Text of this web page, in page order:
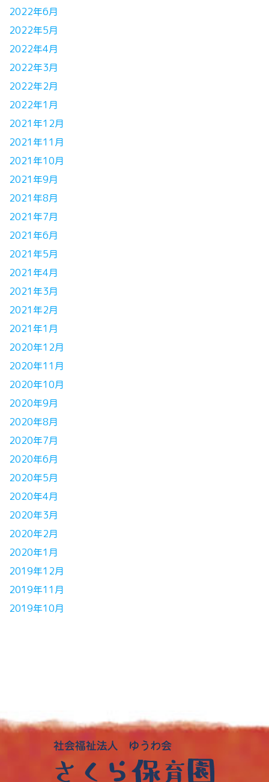
2022年6月
2022年5月
2022年4月
2022年3月
2022年2月
2022年1月
2021年12月
2021年11月
2021年10月
2021年9月
2021年8月
2021年7月
2021年6月
2021年5月
2021年4月
2021年3月
2021年2月
2021年1月
2020年12月
2020年11月
2020年10月
2020年9月
2020年8月
2020年7月
2020年6月
2020年5月
2020年4月
2020年3月
2020年2月
2020年1月
2019年12月
2019年11月
2019年10月